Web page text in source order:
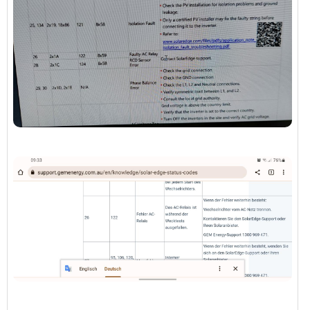
Genau das Gleiche bei mir : 700 mal den #122
Faulty AC-Relais Fehler gehabt. RMA, neuer
Inverter bekommen, alten wollten sie nicht
zurück (3 Monate alt in den Schrott). Installiert
(ist doch recht Aufwand) und siehe da: Genau die
gleichen Fehler wieder: 325 Stück unterdessen.
Alle par Tage clickt ein relais 3 mal und das
zwischen 3 und 30 mal im Abstand von einigen
weg. Das passiert zufällig mit Sonne, ohne Sonne
in der Nacht, bei Regen, ohne Regen etc.
Ich sage SE vorderhand nichts, sonst kann ich
wieder 2 - 3 Stunden auspacken, vorbereiten,
deinstallieren, installieren, setuppen......
Und kein Isolationsfehler erkennbar, der
Isolationswert bleibt immer genau gleich.
───────────────